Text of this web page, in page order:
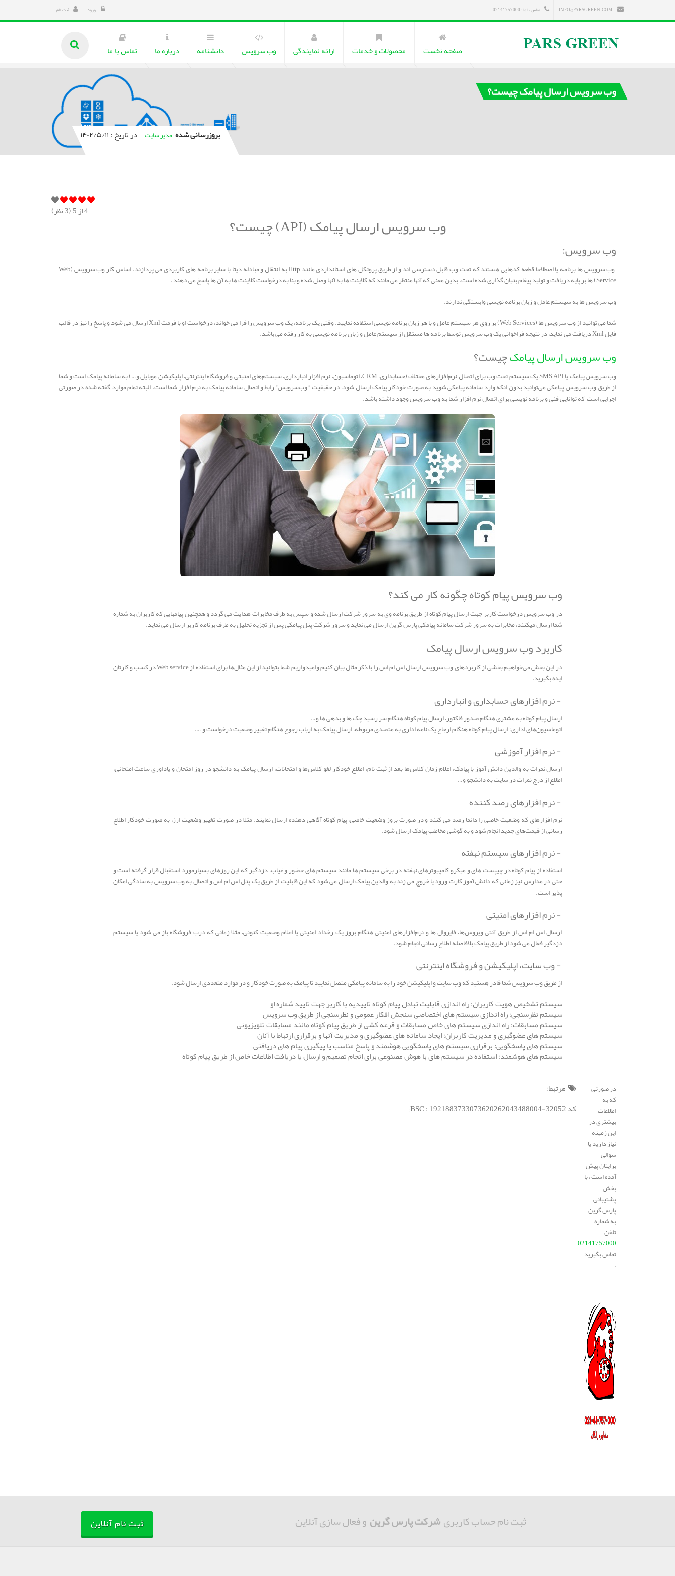
تماس با ما : 02141757000 ورود ثبت نام
صفحه نخست محصولات و خدمات ارائه نمایندگی وب سرویس دانشنامه درباره ما تماس با ما
وب سرویس ارسال پیامک چیست؟
بروزرسانی شده مدیر سایت | در تاریخ : ۱۴۰۲/۵/۱۱
4از 5 ( 3نظر)
وب سرویس ارسال پیامک (API) چیست؟
وب سرویس:
وب سرویس ها برنامه یا اصطلاحا قطعه کدهایی هستند که تحت وب قابل دسترسی اند و از طریق پروتکل های استانداردی مانند Http به انتقال و مبادله دیتا با سایر برنامه های کاربردی می پردازند. اساس کار وب سرویس (Web
Service) ها بر پایه دریافت و تولید پیغام بنیان گذاری شده است. بدین معنی که آنها منتظر می مانند که کلاینت ها به آنها وصل شده و بنا به درخواست کلاینت ها به آن ها پاسخ می دهند .
وب سرویس ها به سیستم عامل و زبان برنامه نویسی وابستگی ندارند.
شما می توانید از وب سرویس ها (Web Services) بر روی هر سیستم عامل و با هر زبان برنامه نویسی استفاده نمایید. وقتی یک برنامه، یک وب سرویس را فرا می خواند، درخواست او با فرمت Xml ارسال می شود و پاسخ را نیز در قالب
فایل Xml دریافت می نماید، در نتیجه فراخوانی یک وب سرویس توسط برنامه ها مستقل از سیستم عامل و زبان برنامه نویسی به کار رفته می باشد.
وب سرویس ارسال پیامکچیست؟
وب سرویس پیامک یا SMS API یک سیستم تحت وب برای اتصال نرم‌افزارهای مختلف (حسابداری، CRM، اتوماسیون، نرم افزار انبارداری، سیستم‌های امنیتی و فروشگاه اینترنتی، اپلیکیشن موبایل و…) به سامانه پیامک است و شما
از طریق وب سرویس پیامکی می‌توانید بدون انکه وارد سامانه پیامکی شوید به صورت خودکار پیامک ارسال شود، در حقیقیت ” وب‌سرویس” رابط و اتصال سامانه پیامک به نرم افزار شما است. البته تمام موارد گفته شده در صورتی
اجرایی است که توانایی فنی و برنامه نویسی برای اتصال نرم افزار شما به وب سرویس وجود داشته باشد.
وب سرویس پیام کوتاه چگونه کار می کند؟
در وب سرویس درخواست کاربر جهت ارسال پیام کوتاه از طریق برنامه وی به سرور شرکت ارسال شده و سپس به طرف مخابرات هدایت می گردد و همچنین پیامهایی که کاربران به شماره
شما ارسال میکنند، مخابرات به سرور شرکت سامانه پیامکی پارس گرین ارسال می نماید و سرور شرکت پنل پیامکی پس از تجزیه تحلیل به طرف برنامه کاربر ارسال می نماید.
کاربرد وب سرویس ارسال پیامک
در این بخش می‌خواهیم بخشی از کاربردهای وب‌ سرویس ارسال اس ام اس را با ذکر مثال بیان کنیم وامیدواریم شما بتوانید از این مثال‌ها برای استفاده از Web service در کسب و کارتان
ایده بگیرید.
- نرم افزارهای حسابداری و انبارداری
ارسال پیام کوتاه به مشتری هنگام صدور فاکتور، ارسال پیام کوتاه هنگام سر رسید چک ها و بدهی ها و…
اتوماسیون‌های اداری: ارسال پیام کوتاه هنگام ارجاع یک نامه اداری به متصدی مربوطه، ارسال پیامک به ارباب رجوع هنگام تغییر وضعیت درخواست و ….
- نرم افزار آموزشی
ارسال نمرات به والدین دانش آموز با پیامک، اعلام زمان کلاس‌ها بعد از ثبت نام، اطلاع خودکار لغو کلاس‌ها و امتحانات، ارسال پیامک به دانشجو در روز امتحان و یاداوری ساعت امتحانی،
اطلاع از درج نمرات در سایت به دانشجو و…
- نرم افزارهای رصد کننده
نرم افزارهای که وضعیت خاصی را دائما رصد می کنند و در صورت بروز وضعیت خاصی، پیام کوتاه آگاهی دهنده ارسال نمایند. مثلا در صورت تغییر وضعیت ارز، به صورت خودکار اطلاع
رسانی از قیمت‌های جدید انجام شود و به گوشی مخاطب پیامک ارسال شود.
- نرم افزارهای سیستم نهفته
استفاده از پیام کوتاه در چیپست های و میکرو کامپیوترهای نهفته در برخی سیستم ها مانند سیستم های حضور و غیاب، دزدگیر که این روزهای بسیارمورد استقبال قرار گرفته است و
حتی در مدارس نیز زمانی که دانش آموز کارت ورود یا خروج می زند به والدین پیامک ارسال می شود که این قابلیت از طریق یک پنل اس ام اس و اتصال به وب سرویس به سادگی امکان
پذیر است.
- نرم افزارهای امنیتی
ارسال اس ام اس از طریق آنتی ویروس‌ها، فایروال ها و نرم‌افزارهای امنیتی هنگام بروز یک رخداد امنیتی یا اعلام وضعیت کنونی، مثلا زمانی که درب فروشگاه باز می شود یا سیستم
دزدگیر فعال می شود از طریق پیامک بلافاصله اطلاع رسانی انجام شود.
- وب سایت، اپلیکیشن و فروشگاه اینترنتی
از طریق وب ‌سرویس شما قادر هستید که وب سایت و اپلیکیشن خود را به سامانه پیامکی متصل نمایید تا پیامک به صورت خودکار و در موارد متعددی ارسال شود.
سیستم تشخیص هویت کاربران: راه اندازی قابلیت تبادل پیام کوتاه تاییدیه با کاربر جهت تایید شماره او
سیستم نظرسنجی: راه اندازی سیستم های اختصاصی سنجش افکار عمومی و نظرسنجی از طریق وب سرویس
سیستم مسابقات: راه اندازی سیستم های خاص مسابقات و قرعه کشی از طریق پیام کوتاه مانند مسابقات تلویزیونی
سیستم های عضوگیری و مدیریت کاربران: ایجاد سامانه های عضوگیری و مدیریت آنها و برقراری ارتباط با آنان
سیستم های پاسخگویی: برقراری سیستم های پاسخگویی هوشمند و پاسخ مناسب یا پیگیری پیام های دریافتی
سیستم های هوشمند: استفاده در سیستم های با هوش مصنوعی برای انجام تصمیم و ارسال یا دریافت اطلاعات خاص از طریق پیام کوتاه
در صورتی
که به
اطلاعات
بیشتری در
این زمینه
نیاز دارید یا
سوالی
برایتان پیش
آمده است ، با
بخش
پشتیبانی
پارس گرین
به شماره
تلفن
02141757000
تماس بگیرید
.
مرتبط:
کد BSC : 1921883733073620262043488004-32052;
ثبت نام حساب کاربریشرکت پارس گرین و فعال سازی آنلاین ثبت نام آنلاین